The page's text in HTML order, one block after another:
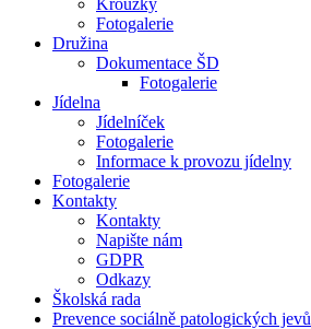
Kroužky
Fotogalerie
Družina
Dokumentace ŠD
Fotogalerie
Jídelna
Jídelníček
Fotogalerie
Informace k provozu jídelny
Fotogalerie
Kontakty
Kontakty
Napište nám
GDPR
Odkazy
Školská rada
Prevence sociálně patologických jevů